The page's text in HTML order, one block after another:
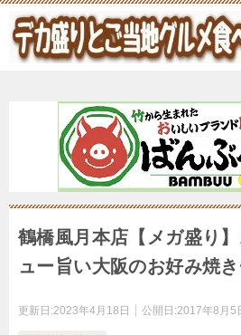
鶴橋風月本店【メガ盛り
ュー旨い大阪のお好み焼
更新日:2023年4月18日 公開日:2017年8月5